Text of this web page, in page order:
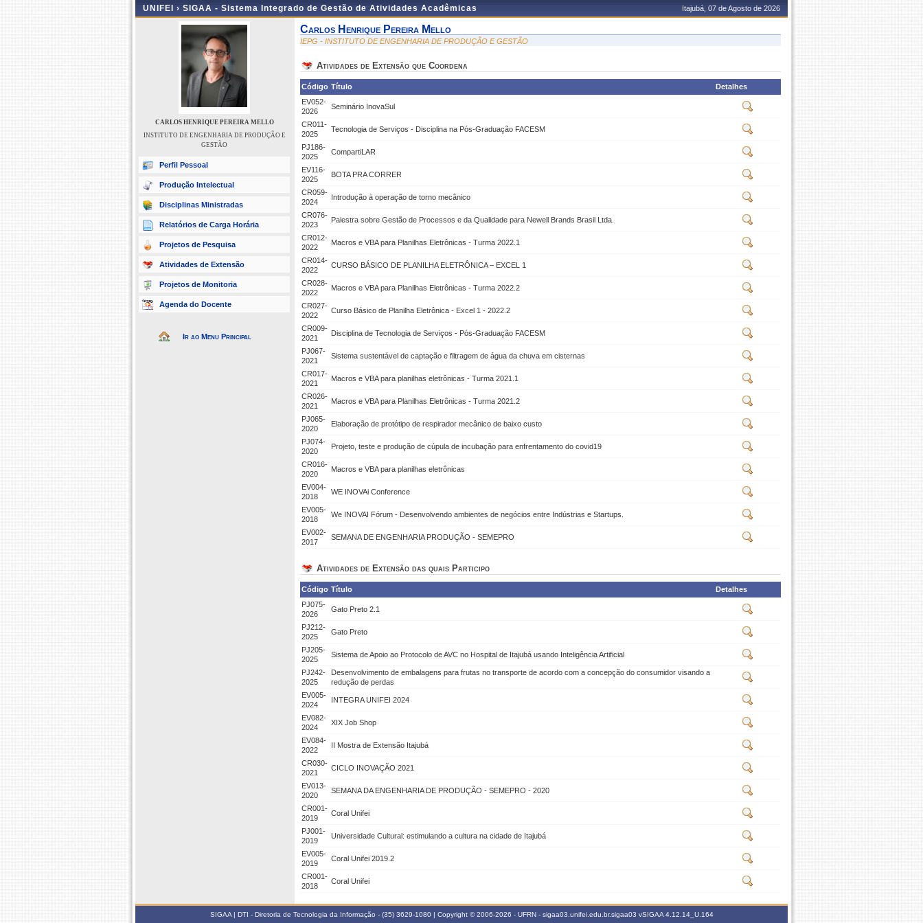
UNIFEI › SIGAA - Sistema Integrado de Gestão de Atividades Acadêmicas Itajubá, 07 de Agosto de 2026
CARLOS HENRIQUE PEREIRA MELLO
INSTITUTO DE ENGENHARIA DE PRODUÇÃO E
GESTÃO
Perfil Pessoal
Produção Intelectual
Disciplinas Ministradas
Relatórios de Carga Horária
Projetos de Pesquisa
Atividades de Extensão
Projetos de Monitoria
Agenda do Docente
Ir ao Menu Principal
Carlos Henrique Pereira Mello
IEPG - INSTITUTO DE ENGENHARIA DE PRODUÇÃO E GESTÃO
Atividades de Extensão que Coordena
Código Título
Detalhes
EV052-
2026
Seminário InovaSul
CR011-
2025
Tecnologia de Serviços - Disciplina na Pós-Graduação FACESM
PJ186-
2025
CompartiLAR
EV116-
2025
BOTA PRA CORRER
CR059-
2024
Introdução à operação de torno mecânico
CR076-
2023
Palestra sobre Gestão de Processos e da Qualidade para Newell Brands Brasil Ltda.
CR012-
2022
Macros e VBA para Planilhas Eletrônicas - Turma 2022.1
CR014-
2022
CURSO BÁSICO DE PLANILHA ELETRÔNICA – EXCEL 1
CR028-
2022
Macros e VBA para Planilhas Eletrônicas - Turma 2022.2
CR027-
2022
Curso Básico de Planilha Eletrônica - Excel 1 - 2022.2
CR009-
2021
Disciplina de Tecnologia de Serviços - Pós-Graduação FACESM
PJ067-
2021
Sistema sustentável de captação e filtragem de água da chuva em cisternas
CR017-
2021
Macros e VBA para planilhas eletrônicas - Turma 2021.1
CR026-
2021
Macros e VBA para Planilhas Eletrônicas - Turma 2021.2
PJ065-
2020
Elaboração de protótipo de respirador mecânico de baixo custo
PJ074-
2020
Projeto, teste e produção de cúpula de incubação para enfrentamento do covid19
CR016-
2020
Macros e VBA para planilhas eletrônicas
EV004-
2018
WE INOVAi Conference
EV005-
2018
We INOVAI Fórum - Desenvolvendo ambientes de negócios entre Indústrias e Startups.
EV002-
2017
SEMANA DE ENGENHARIA PRODUÇÃO - SEMEPRO
Atividades de Extensão das quais Participo
Código Título
Detalhes
PJ075-
2026
Gato Preto 2.1
PJ212-
2025
Gato Preto
PJ205-
2025
Sistema de Apoio ao Protocolo de AVC no Hospital de Itajubá usando Inteligência Artificial
PJ242-
2025
Desenvolvimento de embalagens para frutas no transporte de acordo com a concepção do consumidor visando a
redução de perdas
EV005-
2024
INTEGRA UNIFEI 2024
EV082-
2024
XIX Job Shop
EV084-
2022
II Mostra de Extensão Itajubá
CR030-
2021
CICLO INOVAÇÃO 2021
EV013-
2020
SEMANA DA ENGENHARIA DE PRODUÇÃO - SEMEPRO - 2020
CR001-
2019
Coral Unifei
PJ001-
2019
Universidade Cultural: estimulando a cultura na cidade de Itajubá
EV005-
2019
Coral Unifei 2019.2
CR001-
2018
Coral Unifei
SIGAA | DTI - Diretoria de Tecnologia da Informação - (35) 3629-1080 | Copyright © 2006-2026 - UFRN - sigaa03.unifei.edu.br.sigaa03 vSIGAA 4.12.14_U.164